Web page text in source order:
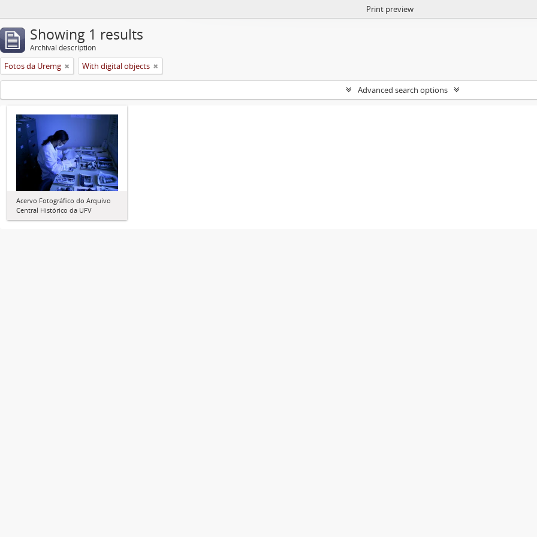
Print preview
Showing 1 results
Archival description
Fotos da Uremg With digital objects
Advanced search options
Acervo Fotográfico do Arquivo
Central Histórico da UFV